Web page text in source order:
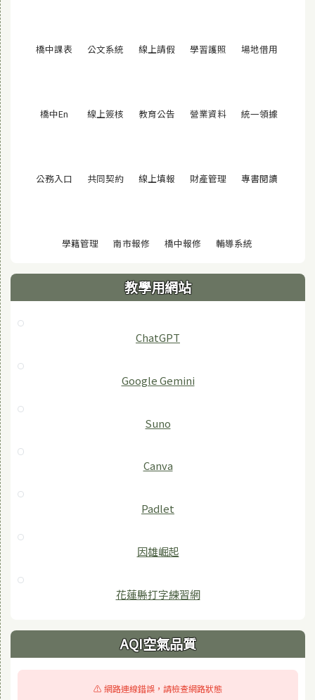
橋中課表 (另開視窗)
公文系統 (另開視窗)
線上請假 (另開視窗)
學習護照 (另開視窗)
場地借用
橋中En (另開視窗)
線上簽核 (另開視窗)
教育公告 (另開視窗)
營業資料(另開視窗)
統一領據
公務入口 (另開視窗)
共同契約(另開視窗)
線上填報 (另開視窗)
財產管理 (另開視窗)
專書閱讀
學籍管理(另開視窗)
南市報修(另開視窗)
橋中報修(另開視窗)
輔導系統(另開視窗)
教學用網站
ChatGPT
‎Google Gemini
Suno
Canva
Padlet
因雄崛起
花蓮縣打字練習網
AQI空氣品質
⚠️ 網路連線錯誤，請檢查網路狀態